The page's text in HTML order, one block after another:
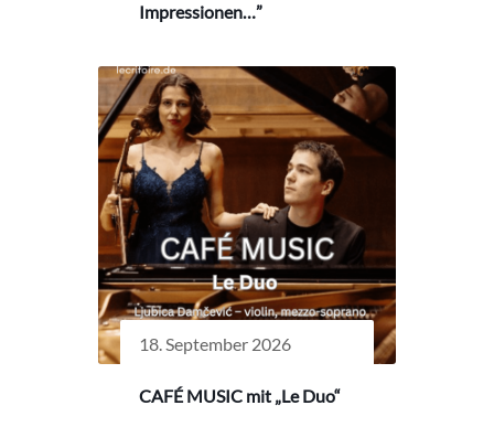
Impressionen…”
18. September 2026
CAFÉ MUSIC mit „Le Duo“